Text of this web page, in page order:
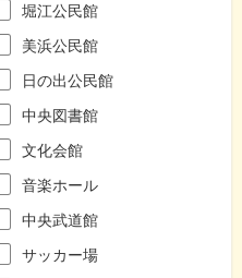
堀江公民館
美浜公民館
日の出公民館
中央図書館
文化会館
音楽ホール
中央武道館
サッカー場